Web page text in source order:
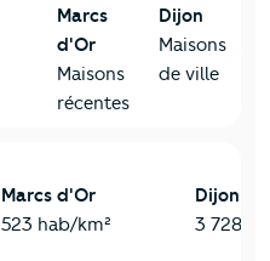
Marcs
d'Or
Maisons
récentes
Dijon
Maisons
de ville
Marcs d'Or
523 hab/km²
Dijon
3 728